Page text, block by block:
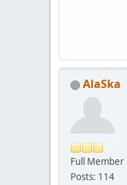
AlaSka
Full Member
Posts: 114